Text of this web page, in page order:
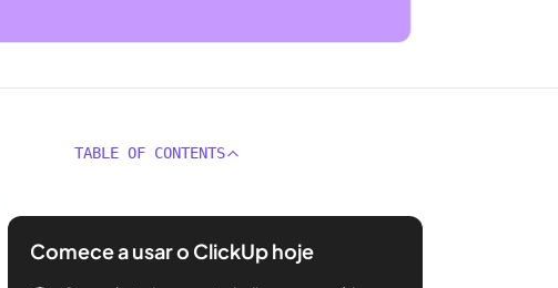
TABLE OF CONTENTS
Comece a usar o ClickUp hoje